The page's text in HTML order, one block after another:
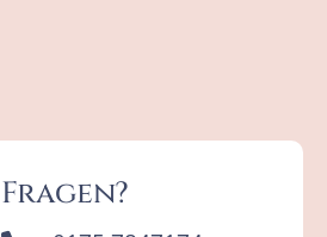
Fragen?